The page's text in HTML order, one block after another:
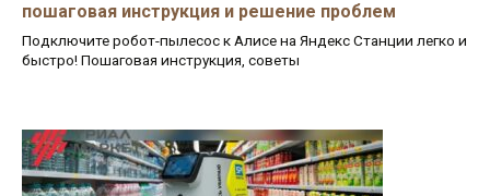
пошаговая инструкция и решение проблем
Подключите робот-пылесос к Алисе на Яндекс Станции легко и
быстро! Пошаговая инструкция, советы